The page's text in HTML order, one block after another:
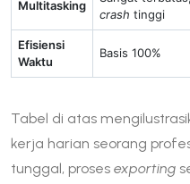
Multitasking
crash tinggi
Efisiensi
Waktu
Basis 100%
Tabel di atas
kerja harian seorang
tunggal, proses exporting